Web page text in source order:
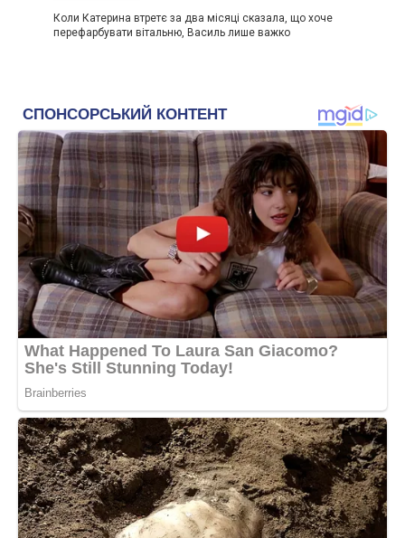
Коли Катерина втретє за два місяці сказала, що хоче
перефарбувати вітальню, Василь лише важко